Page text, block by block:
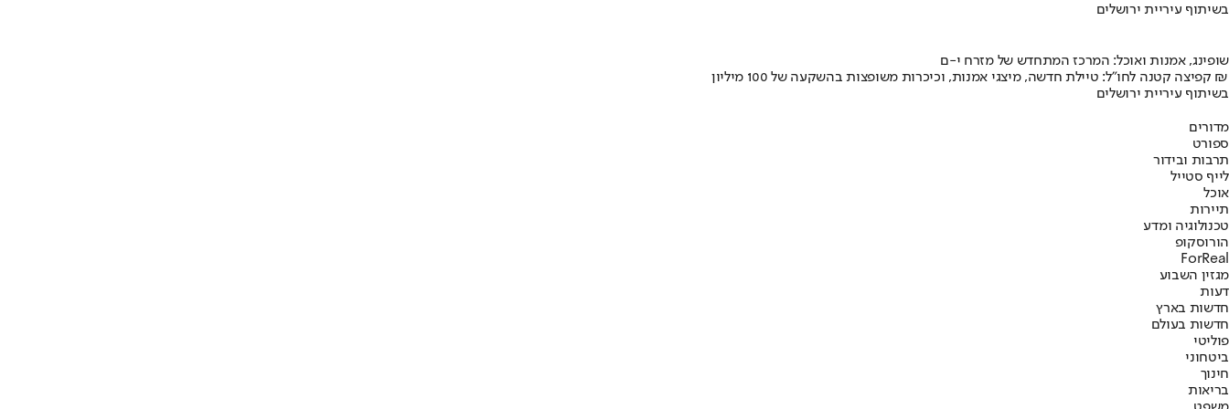
בשיתוף עיריית ירושלים
שופינג, אמנות ואוכל: המרכז המתחדש של מזרח י-ם
קפיצה קטנה לחו"ל: טיילת חדשה, מיצגי אמנות, וכיכרות משופצות בהשקעה של 100 מיליון ₪
בשיתוף עיריית ירושלים
מדורים
ספורט
תרבות ובידור
לייף סטייל
אוכל
תיירות
טכנולוגיה ומדע
הורוסקופ
ForReal
מגזין השבוע
דעות
חדשות בארץ
חדשות בעולם
פוליטי
ביטחוני
חינוך
בריאות